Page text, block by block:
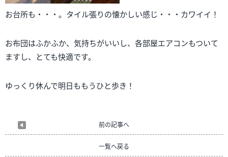
お台所も・・・。タイル張りの懐かしい感じ・・・カワイイ！
お布団はふかふか、気持ちがいいし、各部屋エアコンもついて
ますし、とても快適です。
ゆっくり休んで明日ももうひと歩き！
前の記事へ
一覧へ戻る